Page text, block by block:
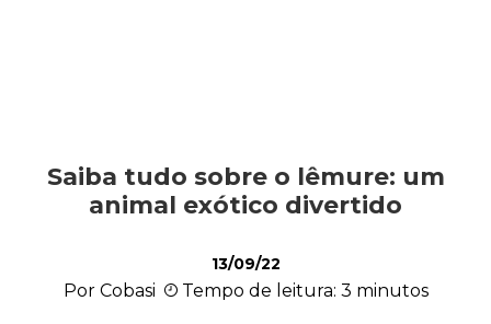
Exóticos e Silvestres
Mamíferos
Saiba tudo sobre o lêmure: um
animal exótico divertido
13/09/22
Por Cobasi Tempo de leitura: 3 minutos